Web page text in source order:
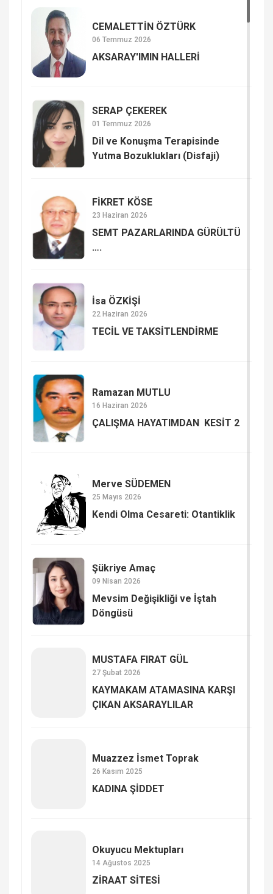
CEMALETTİN ÖZTÜRK
06 Temmuz 2026
AKSARAY'IMIN HALLERİ
SERAP ÇE­KE­REK
01 Temmuz 2026
Dil ve Konuşma Terapisinde
Yutma Bozuklukları (Disfaji)
FİKRET KÖSE
23 Haziran 2026
SEMT PAZARLARINDA GÜRÜLTÜ
….
İsa ÖZKİŞİ
22 Haziran 2026
TECİL VE TAKSİTLENDİRME
Ramazan MUTLU
16 Haziran 2026
ÇALIŞMA HAYATIMDAN KESİT 2
Merve SÜDEMEN
25 Mayıs 2026
Kendi Olma Cesareti: Otantiklik
Şükriye Amaç
09 Nisan 2026
Mevsim Değişikliği ve İştah
Döngüsü
MUSTAFA FIRAT GÜL
27 Şubat 2026
KAYMAKAM ATAMASINA KARŞI
ÇIKAN AKSARAYLILAR
Muazzez İsmet Toprak
26 Kasım 2025
KADINA ŞİDDET
Okuyucu Mektupları
14 Ağustos 2025
ZİRAAT SİTESİ